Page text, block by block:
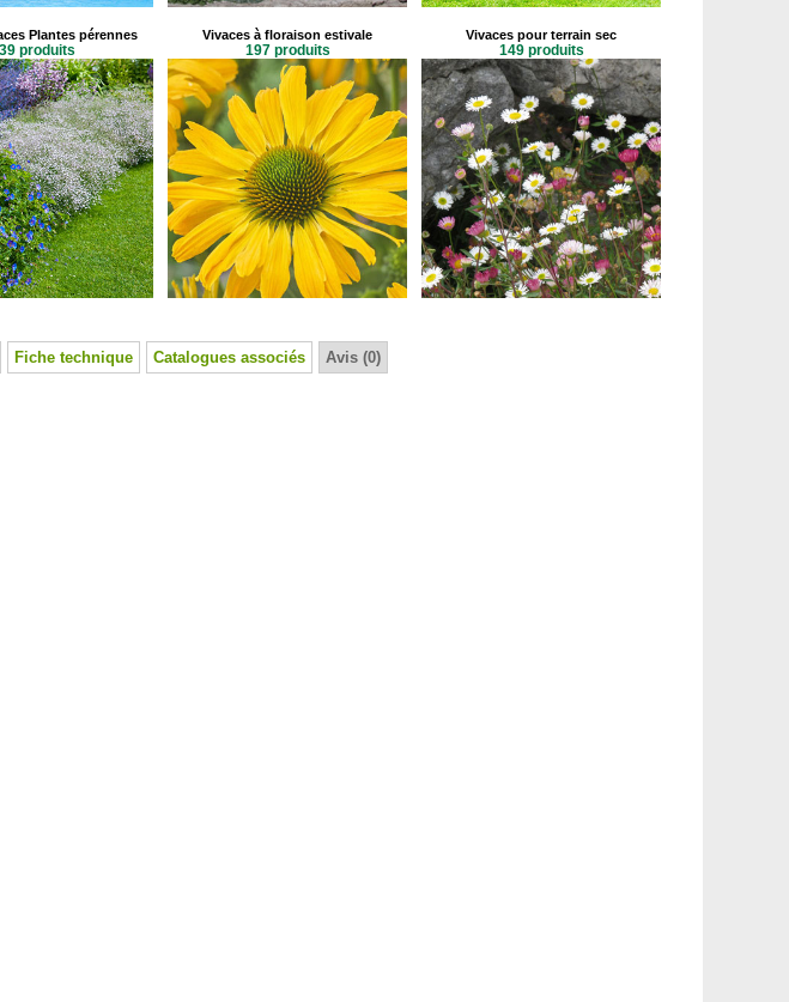
Plantes pérennes
produits
Vivaces à floraison estivale
197 produits
Vivaces pour terrain sec
149 produits
Fiche technique Catalogues associés Avis (0)